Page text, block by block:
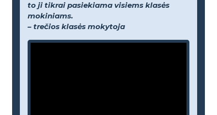
to ji tikrai pasiekiama visiems klasės
mokiniams.
– trečios klasės mokytoja